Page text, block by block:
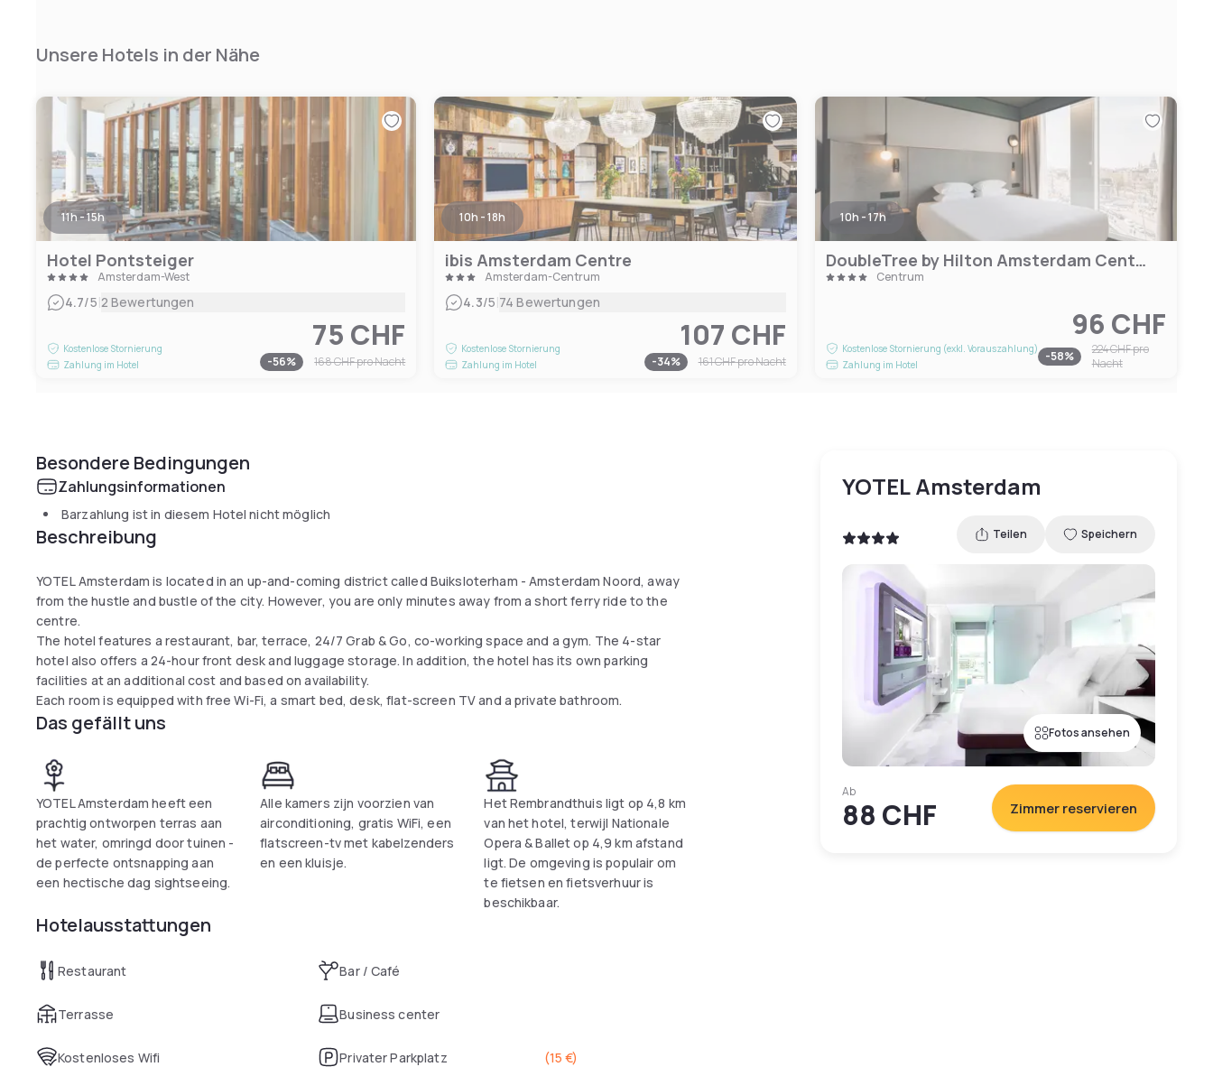
Unsere Hotels in der Nähe
11h - 15h
Hotel Pontsteiger
Amsterdam-West
4.7/5|2 Bewertungen
Kostenlose Stornierung
Zahlung im Hotel
75 CHF
-56% 168 CHFpro Nacht
10h - 18h
ibis Amsterdam Centre
Amsterdam-Centrum
4.3/5|74 Bewertungen
Kostenlose Stornierung
Zahlung im Hotel
107 CHF
-34% 161 CHFpro Nacht
10h - 17h
DoubleTree by Hilton Amsterdam Centraal Station
Centrum
Kostenlose Stornierung (exkl. Vorauszahlung)
Zahlung im Hotel
96 CHF
-58% 224 CHFpro
Nacht
Besondere Bedingungen
Zahlungsinformationen
Barzahlung ist in diesem Hotel nicht möglich
Beschreibung
YOTEL Amsterdam is located in an up-and-coming district called Buiksloterham - Amsterdam Noord, away
from the hustle and bustle of the city. However, you are only minutes away from a short ferry ride to the
centre.
The hotel features a restaurant, bar, terrace, 24/7 Grab & Go, co-working space and a gym. The 4-star
hotel also offers a 24-hour front desk and luggage storage. In addition, the hotel has its own parking
facilities at an additional cost and based on availability.
Each room is equipped with free Wi-Fi, a smart bed, desk, flat-screen TV and a private bathroom.
Das gefällt uns
YOTEL Amsterdam heeft een
prachtig ontworpen terras aan
het water, omringd door tuinen -
de perfecte ontsnapping aan
een hectische dag sightseeing.
Alle kamers zijn voorzien van
airconditioning, gratis WiFi, een
flatscreen-tv met kabelzenders
en een kluisje.
Het Rembrandthuis ligt op 4,8 km
van het hotel, terwijl Nationale
Opera & Ballet op 4,9 km afstand
ligt. De omgeving is populair om
te fietsen en fietsverhuur is
beschikbaar.
Hotelausstattungen
Restaurant Bar / Café
Terrasse Business center
Kostenloses Wifi
Privater Parkplatz
(15 €)
YOTEL Amsterdam
Teilen Speichern
Fotos ansehen
Ab
88 CHF Zimmer reservieren